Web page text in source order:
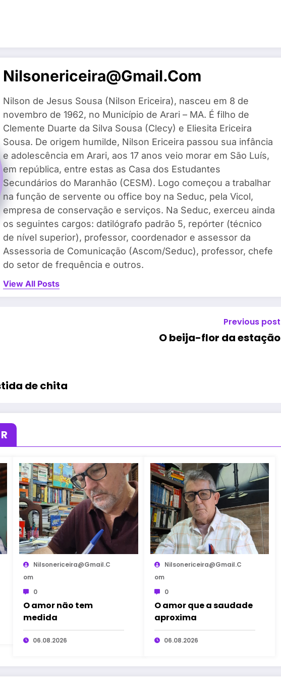
Nilsonericeira@gmail.com
Nilson de Jesus Sousa (Nilson Ericeira), nasceu em 8 de
novembro de 1962, no Município de Arari – MA. É filho de
Clemente Duarte da Silva Sousa (Clecy) e Eliesita Ericeira
Sousa. De origem humilde, Nilson Ericeira passou sua infância
e adolescência em Arari, aos 17 anos veio morar em São Luís,
em república, entre estas as Casa dos Estudantes
Secundários do Maranhão (CESM). Logo começou a trabalhar
na função de servente ou office boy na Seduc, pela Vicol,
empresa de conservação e serviços. Na Seduc, exerceu ainda
os seguintes cargos: datilógrafo padrão 5, repórter (técnico
de nível superior), professor, coordenador e assessor da
Assessoria de Comunicação (Ascom/Seduc), professor, chefe
do setor de frequência e outros.
View All Posts
Previous post
O beija-flor da estação
de chita
Nilsonericeira@gmail.c
Om
0
O amor não tem
medida
06.08.2026
Nilsonericeira@gmail.c
Om
0
O amor que a saudade
aproxima
06.08.2026